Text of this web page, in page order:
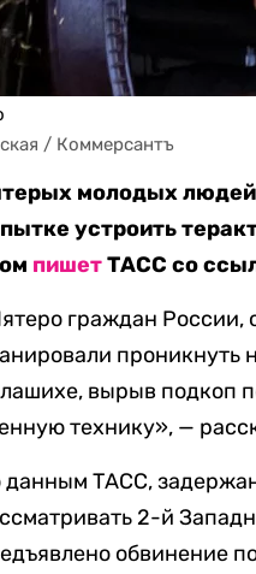
/ Коммерсантъ
молодых
устроить
пишетТАСС со
граждан России,
проникнуть
вырыв подкоп
технику», —
данным ТАСС,
2-й
обвинение